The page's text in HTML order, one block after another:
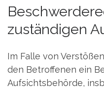
zuständigen
Im Falle von
den Betroffenen ein
Aufsichtsbehörde,